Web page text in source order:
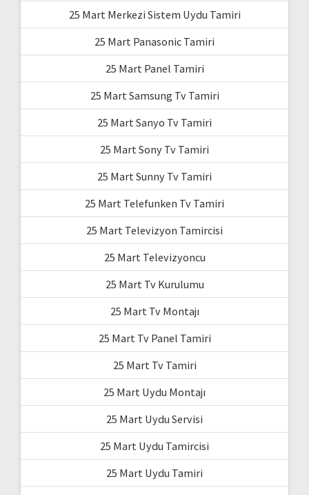
25 Mart Merkezi Sistem Uydu Tamiri
25 Mart Panasonic Tamiri
25 Mart Panel Tamiri
25 Mart Samsung Tv Tamiri
25 Mart Sanyo Tv Tamiri
25 Mart Sony Tv Tamiri
25 Mart Sunny Tv Tamiri
25 Mart Telefunken Tv Tamiri
25 Mart Televizyon Tamircisi
25 Mart Televizyoncu
25 Mart Tv Kurulumu
25 Mart Tv Montajı
25 Mart Tv Panel Tamiri
25 Mart Tv Tamiri
25 Mart Uydu Montajı
25 Mart Uydu Servisi
25 Mart Uydu Tamircisi
25 Mart Uydu Tamiri